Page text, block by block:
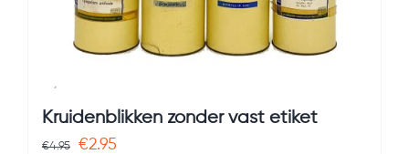
Kruidenblikken zonder vast etiket
€4.95
Oorspronkelijke
€2.95